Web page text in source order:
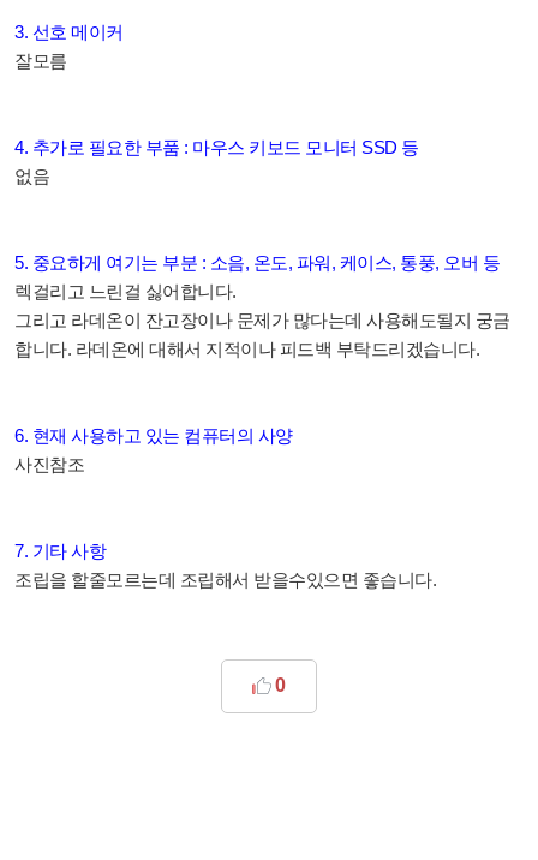
3. 선호 메이커
잘모름
4. 추가로 필요한 부품 : 마우스 키보드 모니터 SSD 등
없음
5. 중요하게 여기는 부분 : 소음, 온도, 파워, 케이스, 통풍, 오버 등
렉걸리고 느린걸 싫어합니다.
그리고 라데온이 잔고장이나 문제가 많다는데 사용해도될지 궁금
합니다. 라데온에 대해서 지적이나 피드백 부탁드리겠습니다.
6. 현재 사용하고 있는 컴퓨터의 사양
사진참조
7. 기타 사항
조립을 할줄모르는데 조립해서 받을수있으면 좋습니다.
0